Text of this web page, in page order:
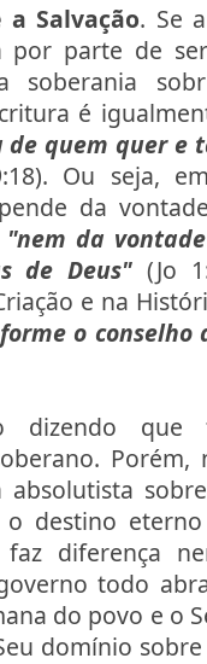
Salvação. Se
por parte de
soberania
é
quem quer e
Ou seja,
da
"nem da
de Deus" (Jo
e na
o
dizendo que
Porém,
destino
diferença
todo
do povo e o
domínio sobre